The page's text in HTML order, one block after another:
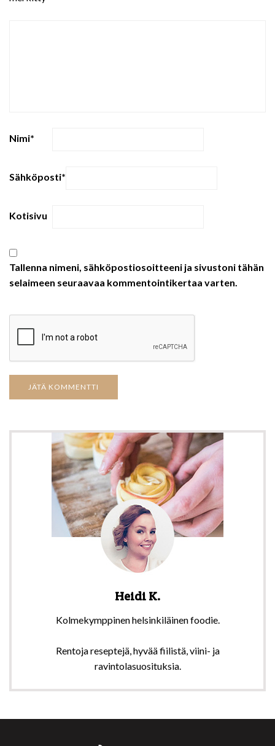
Nimi*
Sähköposti*
Kotisivu
Tallenna nimeni, sähköpostiosoitteeni ja sivustoni tähän
selaimeen seuraavaa kommentointikertaa varten.
Heidi K.
Kolmekymppinen helsinkiläinen foodie.
Rentoja reseptejä, hyvää fiilistä, viini- ja
ravintolasuosituksia.